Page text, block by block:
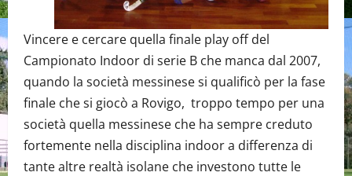
Vincere e cercare quella finale play off del
Campionato Indoor di serie B che manca dal 2007,
quando la società messinese si qualificò per la fase
finale che si giocò a Rovigo, troppo tempo per una
società quella messinese che ha sempre creduto
fortemente nella disciplina indoor a differenza di
tante altre realtà isolane che investono tutte le